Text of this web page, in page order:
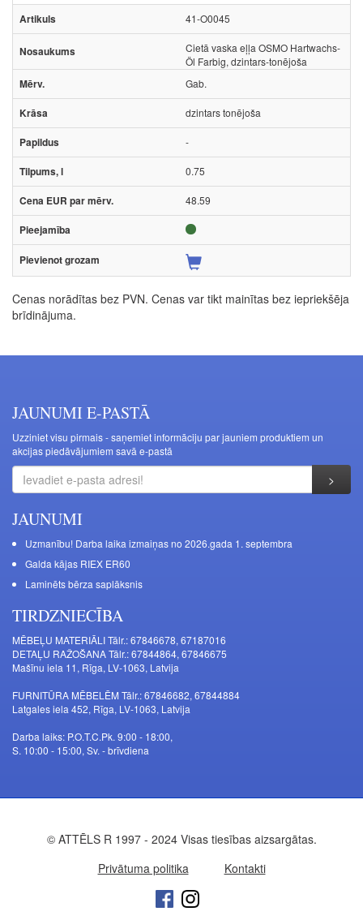
41-O0045
Cietā vaska eļļa OSMO Hartwachs-
Öl Farbig, dzintars-tonējoša
Gab.
dzintars tonējoša
-
0.75
48.59
Cenas norādītas bez PVN. Cenas var tikt mainītas bez iepriekšēja
brīdinājuma.
JAUNUMI E-PASTĀ
Uzziniet visu pirmais - saņemiet informāciju par jauniem produktiem un
akcijas piedāvājumiem savā e-pastā
JAUNUMI
Uzmanību! Darba laika izmaiņas no 2026.gada 1. septembra
Galda kājas RIEX ER60
Laminēts bērza saplāksnis
TIRDZNIECĪBA
MĒBEĻU MATERIĀLI Tālr.: 67846678, 67187016
DETAĻU RAŽOŠANA Tālr.: 67844864, 67846675
Mašīnu iela 11, Rīga, LV-1063, Latvija
FURNITŪRA MĒBELĒM Tālr.: 67846682, 67844884
Latgales iela 452, Rīga, LV-1063, Latvija
Darba laiks: P.O.T.C.Pk. 9:00 - 18:00,
S. 10:00 - 15:00, Sv. - brīvdiena
© ATTĒLS R 1997 - 2024 Visas tiesības aizsargātas.
Privātuma politika
Kontakti